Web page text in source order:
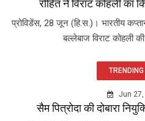
रोहित ने विराट कोहली का
प्रोविडेंस, 28 जून (हि.स.)। भारतीय
बल्लेबाज विराट कोहली
Jun
सैम पित्रोदा की दोबारा